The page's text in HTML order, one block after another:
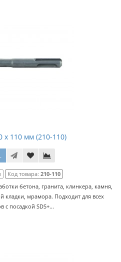
x 110 мм (210-110)
Код товара: 210-110
бетона, гранита, клинкера, камня,
кладки, мрамора. Подходит для всех
с посадкой SDS+...